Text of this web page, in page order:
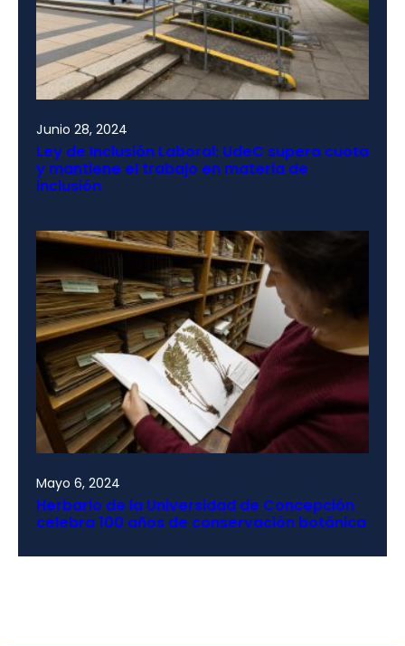
Junio 28, 2024
Ley de Inclusión Laboral: UdeC supera cuota
y mantiene el trabajo en materia de
inclusión
Mayo 6, 2024
Herbario de la Universidad de Concepción
celebra 100 años de conservación botánica